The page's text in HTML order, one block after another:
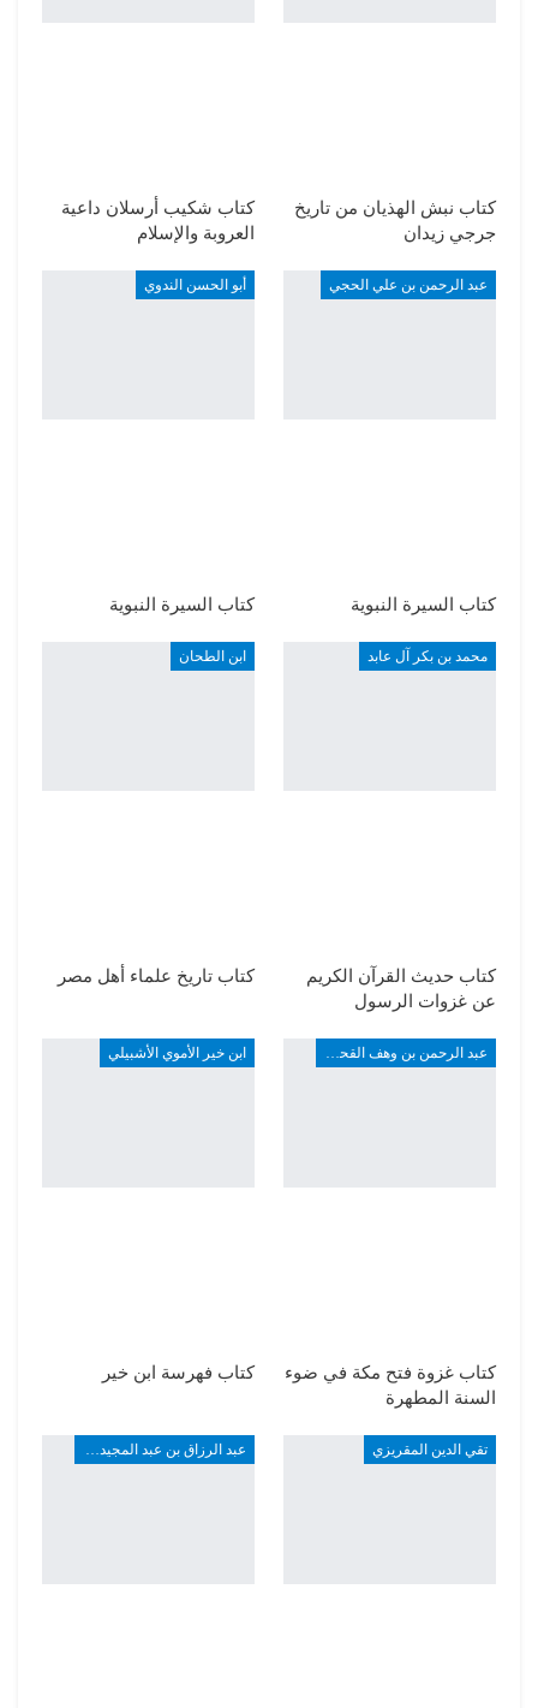
كتاب نبش الهذيان من تاريخ
جرجي زيدان
كتاب شكيب أرسلان داعية
العروبة والإسلام
عبد الرحمن بن علي الحجي
كتاب السيرة النبوية
أبو الحسن الندوي
كتاب السيرة النبوية
محمد بن بكر آل عابد
كتاب حديث القرآن الكريم
عن غزوات الرسول
ابن الطحان
كتاب تاريخ علماء أهل مصر
عبد الرحمن بن وهف القحطاني
كتاب غزوة فتح مكة في ضوء
السنة المطهرة
ابن خير الأموي الأشبيلي
كتاب فهرسة ابن خير
تقي الدين المقريزي عبد الرزاق بن عبد المجيد ألارو